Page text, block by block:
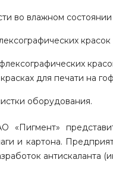
во влажном состоянии
для печати на
оборудования.
«Пигмент»
и картона.
антискаланта